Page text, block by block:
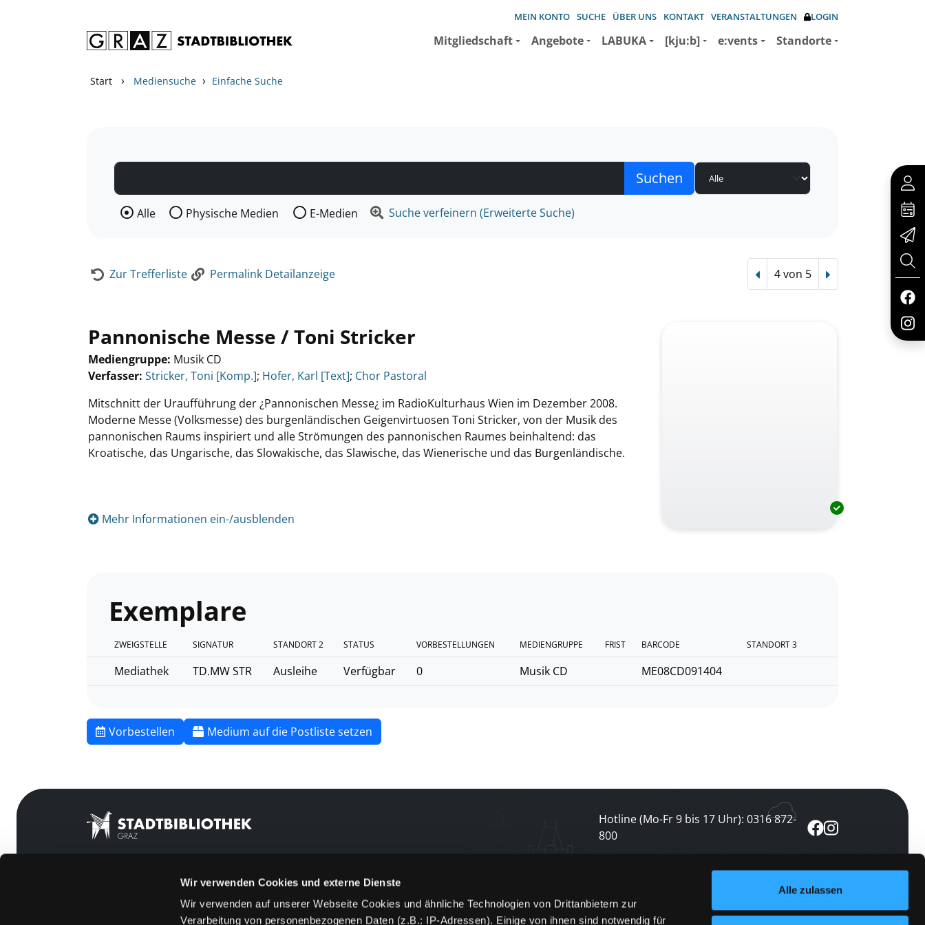
Wir verwenden Cookies und externe Dienste
Wir verwenden auf unserer Webseite Cookies und ähnliche Technologien von Drittanbietern zur
Verarbeitung von personenbezogenen Daten (z.B.: IP-Adressen). Einige von ihnen sind notwendig für
Alle zulassen
MEIN KONTO SUCHE ÜBER UNS KONTAKT VERANSTALTUNGEN LOGIN
Mitgliedschaft Angebote LABUKA [kju:b] e:vents Standorte
Start › Mediensuche › Einfache Suche
Wählen Sie die Medienart nach der Sie suchen wollen.
Alle Physische Medien E-Medien Suche verfeinern (Erweiterte Suche)
Zur Trefferliste Permalink Detailanzeige Vorheriger Treffer
4 von 5 Nächster Treffer
Pannonische Messe / Toni Stricker
Mediengruppe: Musik CD
Verfasser: Suche nach diesem Verfasser
Stricker, Toni [Komp.]; Hofer, Karl [Text]; Chor Pastoral
Mitschnitt der Uraufführung der ¿Pannonischen Messe¿ im RadioKulturhaus Wien im Dezember 2008.
Moderne Messe (Volksmesse) des burgenländischen Geigenvirtuosen Toni Stricker, von der Musik des
pannonischen Raums inspiriert und alle Strömungen des pannonischen Raumes beinhaltend: das
Kroatische, das Ungarische, das Slowakische, das Slawische, das Wienerische und das Burgenländische.
Mehr Informationen ein-/ausblenden
Exemplare
ZWEIGSTELLE SIGNATUR STANDORT 2 STATUS VORBESTELLUNGEN MEDIENGRUPPE FRIST BARCODE STANDORT 3
Mediathek TD.MW STR Ausleihe Verfügbar 0 Musik CD ME08CD091404
Vorbestellen Medium auf die Postliste setzen
Hotline (Mo-Fr 9 bis 17 Uhr): 0316 872-
800
Feedback
Kontakt
Newsletter abonnieren
und keine Veranstaltung verpassen